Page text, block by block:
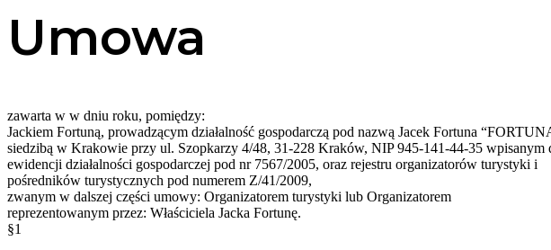
Umowa
zawarta w w dniu roku, pomiędzy:
Jackiem Fortuną, prowadzącym działalność gospodarczą pod nazwą Jacek Fortuna
siedzibą w Krakowie przy ul. Szopkarzy 4/48, 31-228 Kraków, NIP 945-141-44-35 wpisanym
ewidencji działalności gospodarczej pod nr 7567/2005, oraz rejestru organizatorów turystyki i
pośredników turystycznych pod numerem Z/41/2009,
zwanym w dalszej części umowy: Organizatorem turystyki lub Organizatorem
reprezentowanym przez: Właściciela Jacka Fortunę.
§1